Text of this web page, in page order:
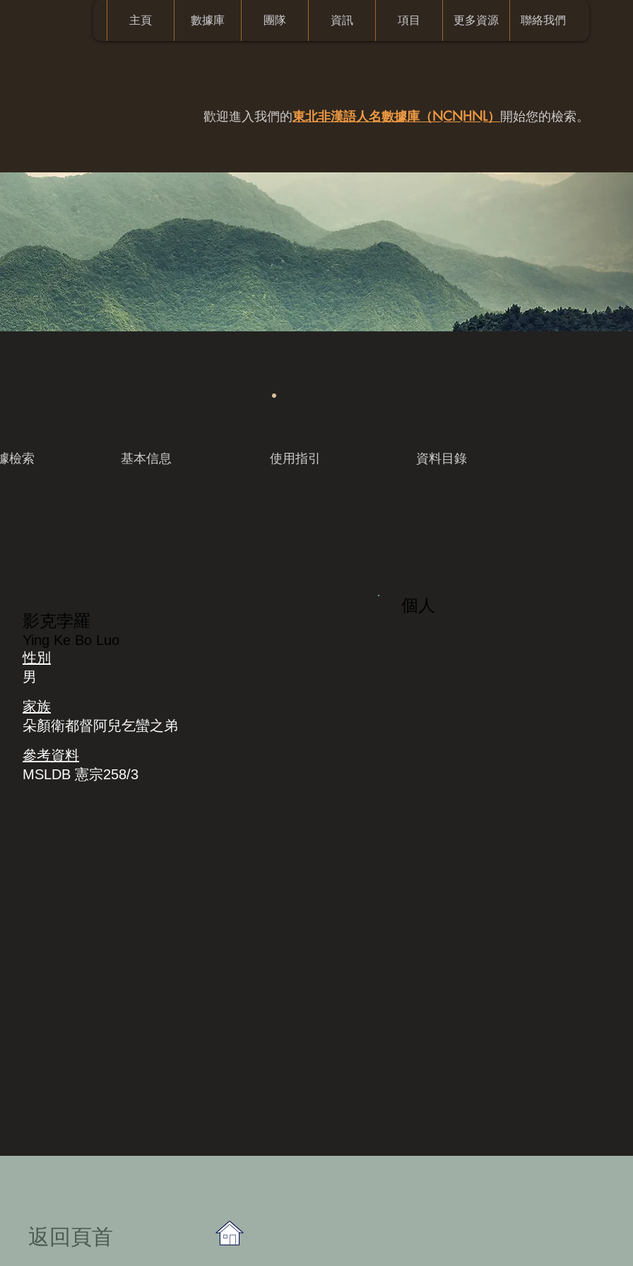
主頁 數據庫 團隊 資訊 項目 更多資源 聯絡我們
歡迎進入我們的東北非漢語人名數據庫（NCNHNL） 開始您的檢索。
檢索 基本信息 使用指引 資料目錄
影克孛羅
Ying Ke Bo Luo
性別
男
家族
朵顏衛都督阿兒乞蠻之弟
參考資料
MSLDB 憲宗258/3
個人
​返回頁首